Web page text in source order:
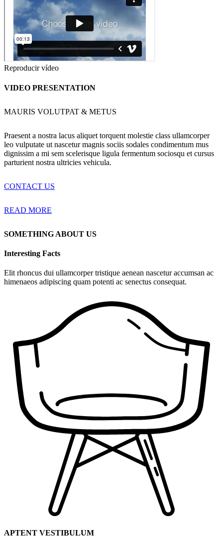
Reproducir vídeo
VIDEO PRESENTATION
MAURIS VOLUTPAT & METUS
Praesent a nostra lacus aliquet torquent molestie class ullamcorper
leo vulputate ut nascetur magnis sociis sodales condimentum mus
dignissim a mi sem scelerisque ligula fermentum sociosqu et cursus
parturient nostra ultricies vehicula.
CONTACT US
READ MORE
SOMETHING ABOUT US
Interesting Facts
Elit rhoncus dui ullamcorper tristique aenean nascetur accumsan ac
himenaeos adipiscing quam potenti ac senectus consequat.
APTENT VESTIBULUM